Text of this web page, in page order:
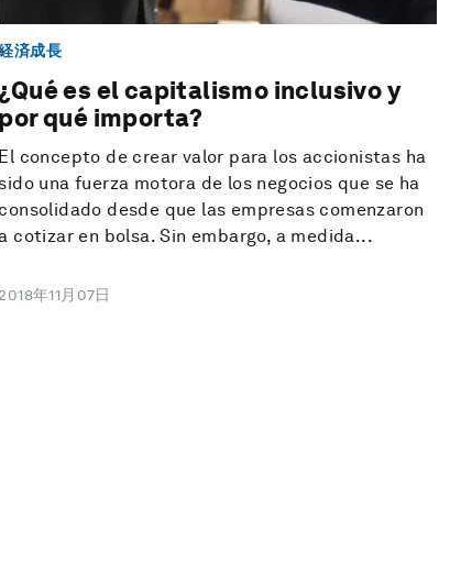
済成長
es el capitalismo inclusivo y
por qué importa?
El concepto de crear valor para los accionistas ha
una fuerza motora de los negocios que se ha
consolidado desde que las empresas comenzaron
cotizar en bolsa. Sin embargo, a medida...
年11月07日